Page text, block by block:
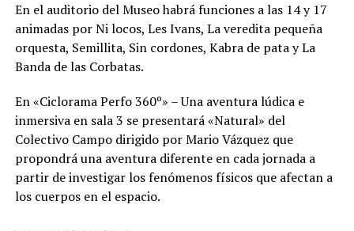
En el auditorio del Museo habrá funciones a las 14 y 17
animadas por Ni locos, Les Ivans, La veredita pequeña
orquesta, Semillita, Sin cordones, Kabra de pata y La
Banda de las Corbatas.
En «Ciclorama Perfo 360º» – Una aventura lúdica e
inmersiva en sala 3 se presentará «Natural» del
Colectivo Campo dirigido por Mario Vázquez que
propondrá una aventura diferente en cada jornada a
partir de investigar los fenómenos físicos que afectan a
los cuerpos en el espacio.